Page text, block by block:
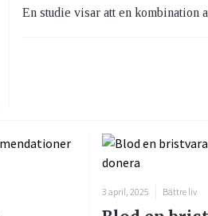
En studie visar att en kombination
3 april, 2025 Bättre liv